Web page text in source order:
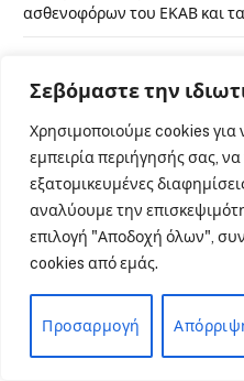
Σεβόμαστε την
Χρησιμοποιούμε cookies για
εμπειρία περιήγησής σας,
εξατομικευμένες
αναλύουμε την
επιλογή "Αποδοχή όλων",
cookies από εμάς.
Προσαρμογή
ασθενοφόρων του ΕΚΑΒ και
ΑΝΑΖΗΤΗΣΗ
ΜΕΙΝΕΤΕ ΣΕ ΕΠΑΦΗ
Instagram